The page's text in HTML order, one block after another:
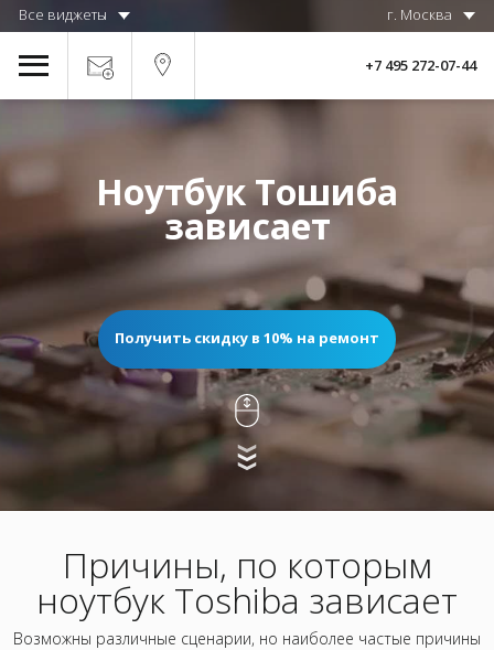
Все виджеты г. Москва
+7 495 272-07-44
Ноутбук Тошиба
зависает
Получить скидку в 10% на ремонт
Причины, по которым
ноутбук Toshiba зависает
Возможны различные сценарии, но наиболее частые причины